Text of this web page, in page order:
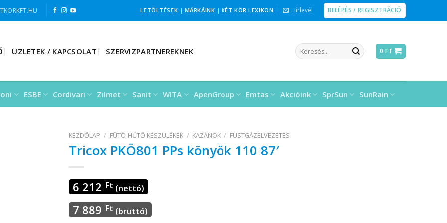
LETÖLTÉSEK | MÁRKÁINK | KÉT KÖR LEXIKON Hírlevél BELÉPÉS / REGISZTRÁCIÓ
ÜZLETEK / KAPCSOLAT SZERVIZPARTNEREKNEK
Keresés
a
0 FT
ESBE Cordivari Zilmet Sanit WITA ApenGroup Emtas Akcióink SprSun SunRain
KEZDŐLAP / FŰTŐ-HŰTŐ KÉSZÜLÉKEK / KAZÁNOK / FÜSTGÁZELVEZETÉS
Tricox PKÖ801 PPs könyök 110 87′
6 212 Ft (nettó)
7 889 Ft (bruttó)